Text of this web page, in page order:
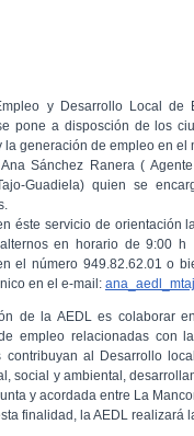
y Desarrollo Local de
pone a disposción de los
la generación de empleo en el
Sánchez Ranera (
Guadiela) quien se
éste servicio de orientación
en horario de 9:00
el número 949.82.62.01 o
en el e-mail:
de la AEDL es colaborar
empleo relacionadas con
contribuyan al Desarrollo
social y ambiental,
y acordada entre La
finalidad, la AEDL realizará